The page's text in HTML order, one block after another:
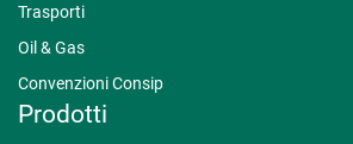
Trasporti
Oil & Gas
Convenzioni Consip
Prodotti